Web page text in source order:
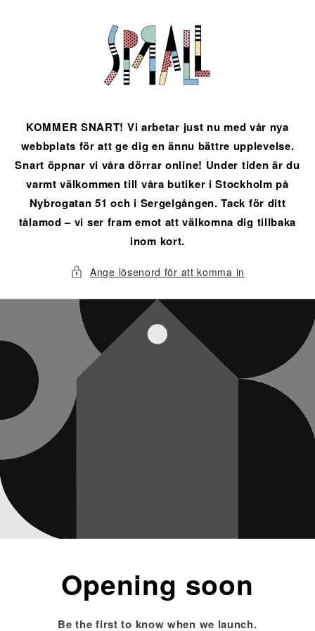
KOMMER SNART! Vi arbetar just nu med vår nya
webbplats för att ge dig en ännu bättre upplevelse.
Snart öppnar vi våra dörrar online! Under tiden är du
varmt välkommen till våra butiker i Stockholm på
Nybrogatan 51 och i Sergelgången. Tack för ditt
tålamod – vi ser fram emot att välkomna dig tillbaka
inom kort.
Ange lösenord för att komma in
Opening soon
Be the first to know when we launch.